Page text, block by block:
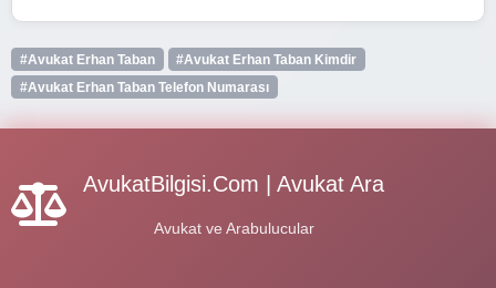
#Avukat Erhan Taban
#Avukat Erhan Taban Kimdir
#Avukat Erhan Taban Telefon Numarası
AvukatBilgisi.Com | Avukat Ara
Avukat ve Arabulucular